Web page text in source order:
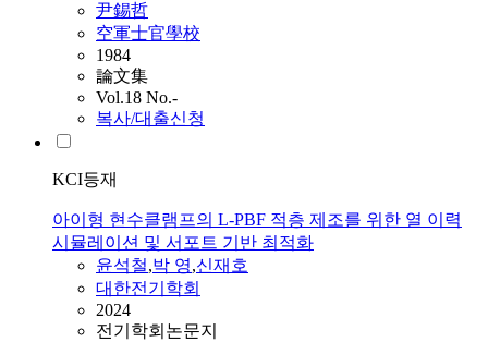
尹錫哲
空軍士官學校
1984
論文集
Vol.18 No.-
복사/대출신청
KCI등재
아이형 현수클램프의 L-PBF 적층 제조를 위한 열 이력
시뮬레이션 및 서포트 기반 최적화
윤석철,박 영,신재호
대한전기학회
2024
전기학회논문지